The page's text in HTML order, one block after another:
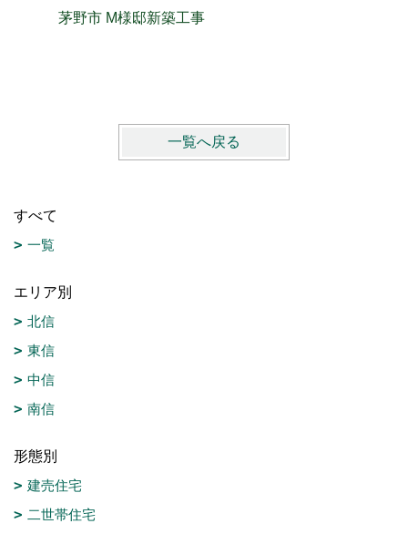
茅野市 M様邸新築工事
一覧へ戻る
すべて
一覧
エリア別
北信
東信
中信
南信
形態別
建売住宅
二世帯住宅